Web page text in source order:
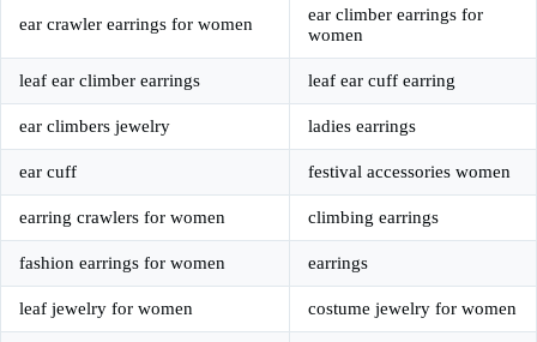
ear crawler earrings for women
ear climber earrings for
women
leaf ear climber earrings leaf ear cuff earring
ear climbers jewelry ladies earrings
ear cuff festival accessories women
earring crawlers for women climbing earrings
fashion earrings for women earrings
leaf jewelry for women costume jewelry for women